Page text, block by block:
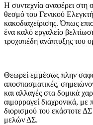
Η συντεχνία αναφέρει στη
θεσμό του Γενικού
κακοδιαχείρισης. Όπως
ένα καλό εργαλείο
τροχοπέδη ανάπτυξης του
Θεωρεί εμμέσως πλην
αποσπασματικές,
και αλλαγές στα δομικά
αιμορραγεί διαχρονικά,
διορισμού του εκάστοτε ΔΣ
μελών ΔΣ.